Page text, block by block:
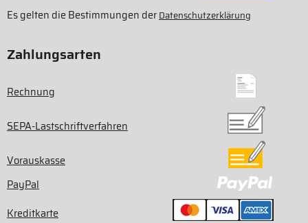
Es gelten die Bestimmungen derDatenschutzerklärung
Zahlungsarten
Rechnung
SEPA-Lastschriftverfahren
Vorauskasse
PayPal
Kreditkarte